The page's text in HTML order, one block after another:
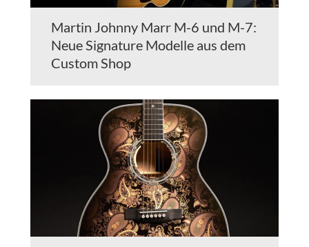
Martin Johnny Marr M-6 und M-7:
Neue Signature Modelle aus dem
Custom Shop